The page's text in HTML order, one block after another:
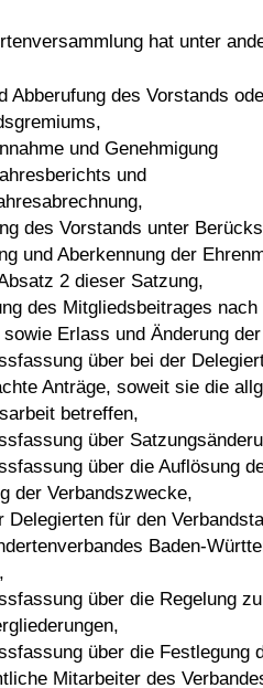
hat unter
Abberufung des Vorstands
und Genehmigung
und
des Vorstands unter
und Aberkennung der
2 dieser Satzung,
des Mitgliedsbeitrages
sowie Erlass und Änderung
über bei der
Anträge, soweit sie die
betreffen,
über
über die Auflösung
der Verbandszwecke,
Delegierten für den
Baden-
über die Regelung
über die Festlegung
Mitarbeiter des